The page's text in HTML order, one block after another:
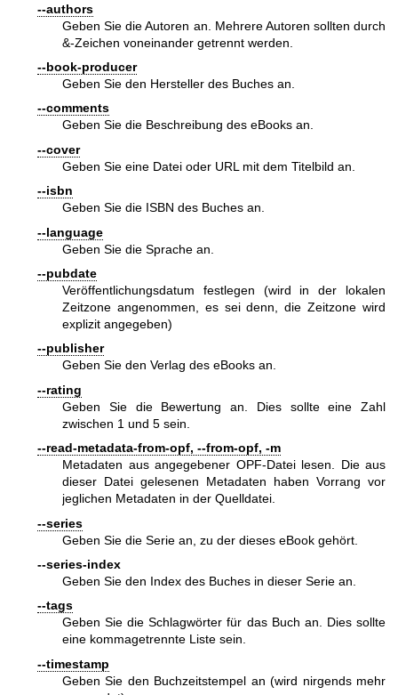
--authors
Geben Sie die Autoren an. Mehrere Autoren sollten durch
&-Zeichen voneinander getrennt werden.
--book-producer
Geben Sie den Hersteller des Buches an.
--comments
Geben Sie die Beschreibung des eBooks an.
--cover
Geben Sie eine Datei oder URL mit dem Titelbild an.
--isbn
Geben Sie die ISBN des Buches an.
--language
Geben Sie die Sprache an.
--pubdate
Veröffentlichungsdatum festlegen (wird in der lokalen
Zeitzone angenommen, es sei denn, die Zeitzone wird
explizit angegeben)
--publisher
Geben Sie den Verlag des eBooks an.
--rating
Geben Sie die Bewertung an. Dies sollte eine Zahl
zwischen 1 und 5 sein.
--read-metadata-from-opf, --from-opf, -m
Metadaten aus angegebener OPF-Datei lesen. Die aus
dieser Datei gelesenen Metadaten haben Vorrang vor
jeglichen Metadaten in der Quelldatei.
--series
Geben Sie die Serie an, zu der dieses eBook gehört.
--series-index
Geben Sie den Index des Buches in dieser Serie an.
--tags
Geben Sie die Schlagwörter für das Buch an. Dies sollte
eine kommagetrennte Liste sein.
--timestamp
Geben Sie den Buchzeitstempel an (wird nirgends mehr